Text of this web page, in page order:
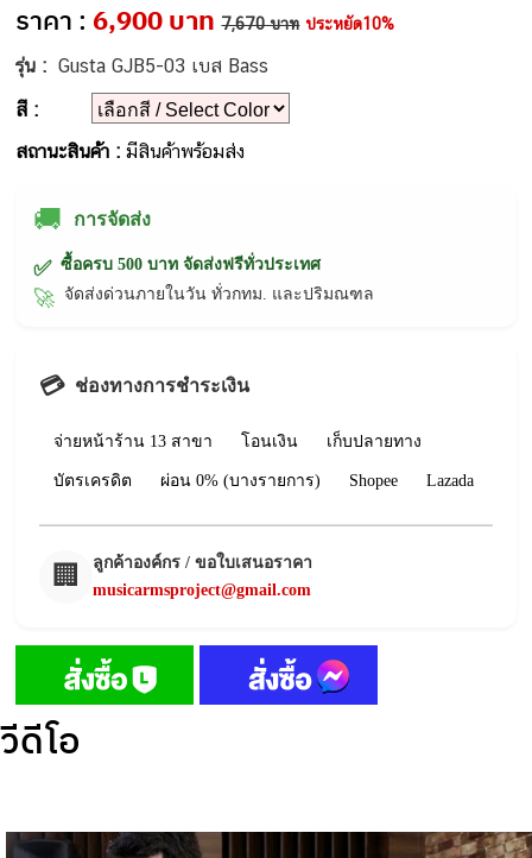
ราคา : 6,900 บาท 7,670 บาท ประหยัด10%
รุ่น :Gusta GJB5-03 เบส Bass
สี :
สถานะสินค้า :มีสินค้าพร้อมส่ง
🚚 การจัดส่ง
✅ ซื้อครบ 500 บาท จัดส่งฟรีทั่วประเทศ
🚀 จัดส่งด่วนภายในวัน ทั่วกทม. และปริมณฑล
💳 ช่องทางการชำระเงิน
จ่ายหน้าร้าน 13 สาขา โอนเงิน เก็บปลายทาง
บัตรเครดิต ผ่อน 0% (บางรายการ) Shopee Lazada
🏢
ลูกค้าองค์กร / ขอใบเสนอราคา
musicarmsproject@gmail.com
วีดีโอ